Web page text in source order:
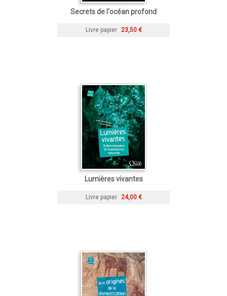
Secrets de l'océan profond
Livre papier 23,50 €
Lumières vivantes
Livre papier 24,00 €